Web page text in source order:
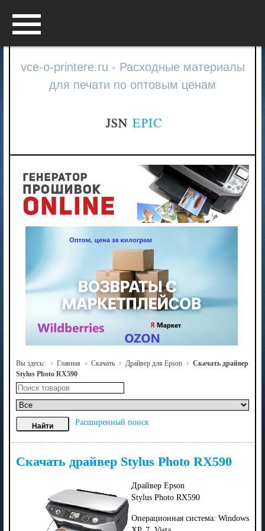
vce-o-printere.ru - Расходные материалы
для печати по оптовым ценам
Вы здесь: Главная Скачать Драйвер для Epson
Скачать драйвер
Stylus Photo RX590
Расширенный поиск
Скачать драйвер Stylus Photo RX590
Драйвер Epson
Stylus Photo RX590
Операционная система: Windows